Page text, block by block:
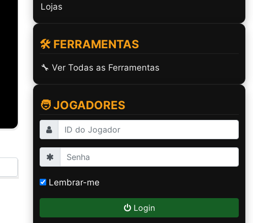
Lojas
🛠️ FERRAMENTAS
🔧 Ver Todas as Ferramentas
🧑 JOGADORES
Lembrar-me
Login